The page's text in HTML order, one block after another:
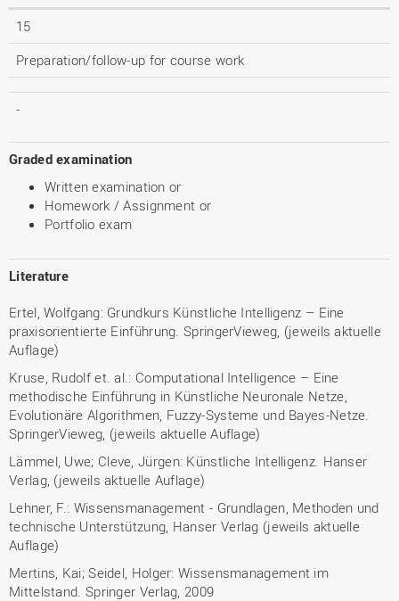
15
Preparation/follow-up for course work
-
Graded examination
Written examination or
Homework / Assignment or
Portfolio exam
Literature
Ertel, Wolfgang: Grundkurs Künstliche Intelligenz – Eine
praxisorientierte Einführung. SpringerVieweg, (jeweils aktuelle
Auflage)
Kruse, Rudolf et. al.: Computational Intelligence – Eine
methodische Einführung in Künstliche Neuronale Netze,
Evolutionäre Algorithmen, Fuzzy-Systeme und Bayes-Netze.
SpringerVieweg, (jeweils aktuelle Auflage)
Lämmel, Uwe; Cleve, Jürgen: Künstliche Intelligenz. Hanser
Verlag, (jeweils aktuelle Auflage)
Lehner, F.: Wissensmanagement - Grundlagen, Methoden und
technische Unterstützung, Hanser Verlag (jeweils aktuelle
Auflage)
Mertins, Kai; Seidel, Holger: Wissensmanagement im
Mittelstand. Springer Verlag, 2009